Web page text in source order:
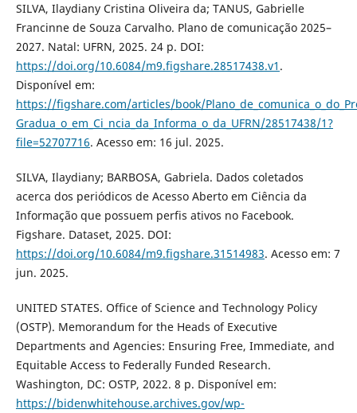
SILVA, Ilaydiany Cristina Oliveira da; TANUS, Gabrielle
Francinne de Souza Carvalho. Plano de comunicação 2025–
2027. Natal: UFRN, 2025. 24 p. DOI:
https://doi.org/10.6084/m9.figshare.28517438.v1 .
Disponível em:
https://figshare.com/articles/book/
Gradua_o_em_Ci_ncia_da_Informa_o_da_UFRN/28517438/1?
file=52707716. Acesso em: 16 jul. 2025.
SILVA, Ilaydiany; BARBOSA, Gabriela. Dados coletados
acerca dos periódicos de Acesso Aberto em Ciência da
Informação que possuem perfis ativos no Facebook.
Figshare. Dataset, 2025. DOI:
https://doi.org/10.6084/m9.figshare.31514983. Acesso em: 7
jun. 2025.
UNITED STATES. Office of Science and Technology Policy
(OSTP). Memorandum for the Heads of Executive
Departments and Agencies: Ensuring Free, Immediate, and
Equitable Access to Federally Funded Research.
Washington, DC: OSTP, 2022. 8 p. Disponível em:
https://bidenwhitehouse.archives.gov/wp-